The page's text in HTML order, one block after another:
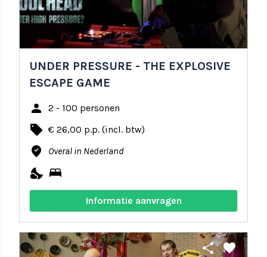
UNDER PRESSURE - THE EXPLOSIVE
ESCAPE GAME
person 2 - 100 personen
local_offer € 26,00 p.p. (incl. btw)
where_to_vote Overal in Nederland
nights_stay bed
Informatie aanvragen
share favorite